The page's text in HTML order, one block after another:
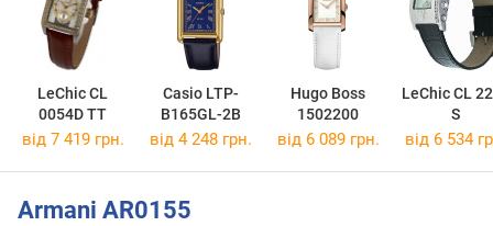
LeChic CL
0054D TT
Casio LTP-
B165GL-2B
Hugo Boss
1502200
LeChic CL
S
від 7 419 грн. від 4 248 грн. від 6 089 грн. від 6 534
Armani AR0155